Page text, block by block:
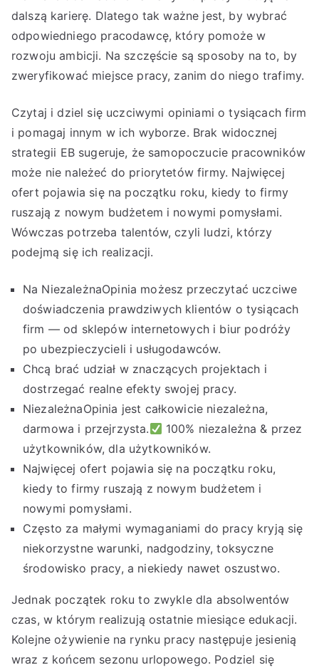
dalszą karierę. Dlatego tak ważne jest, by wybrać
odpowiedniego pracodawcę, który pomoże w
rozwoju ambicji. Na szczęście są sposoby na to, by
zweryfikować miejsce pracy, zanim do niego trafimy.
Czytaj i dziel się uczciwymi opiniami o tysiącach firm
i pomagaj innym w ich wyborze. Brak widocznej
strategii EB sugeruje, że samopoczucie pracowników
może nie należeć do priorytetów firmy. Najwięcej
ofert pojawia się na początku roku, kiedy to firmy
ruszają z nowym budżetem i nowymi pomysłami.
Wówczas potrzeba talentów, czyli ludzi, którzy
podejmą się ich realizacji.
Na NiezależnaOpinia możesz przeczytać uczciwe
doświadczenia prawdziwych klientów o tysiącach
firm — od sklepów internetowych i biur podróży
po ubezpieczycieli i usługodawców.
Chcą brać udział w znaczących projektach i
dostrzegać realne efekty swojej pracy.
NiezależnaOpinia jest całkowicie niezależna,
darmowa i przejrzysta.
100% niezależna & przez
użytkowników, dla użytkowników.
Najwięcej ofert pojawia się na początku roku,
kiedy to firmy ruszają z nowym budżetem i
nowymi pomysłami.
Często za małymi wymaganiami do pracy kryją się
niekorzystne warunki, nadgodziny, toksyczne
środowisko pracy, a niekiedy nawet oszustwo.
Jednak początek roku to zwykle dla absolwentów
czas, w którym realizują ostatnie miesiące edukacji.
Kolejne ożywienie na rynku pracy następuje jesienią
wraz z końcem sezonu urlopowego. Podziel się